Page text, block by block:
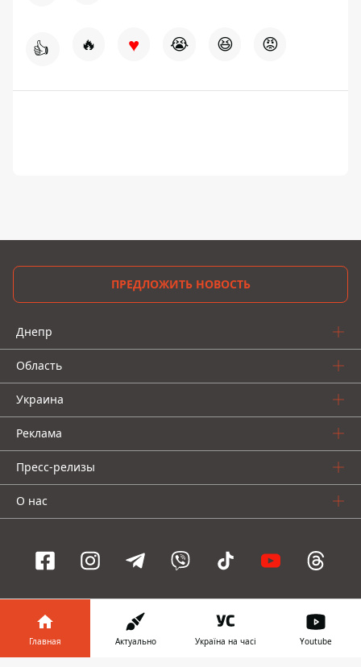
👍 🔥 ♥ 😭 😆 😡
ПРЕДЛОЖИТЬ НОВОСТЬ
Днепр
Область
Украина
Реклама
Пресс-релизы
О нас
Информатор проекты
Информатор
Информатор
Информатор
Главная Актуально Україна на часі Youtube